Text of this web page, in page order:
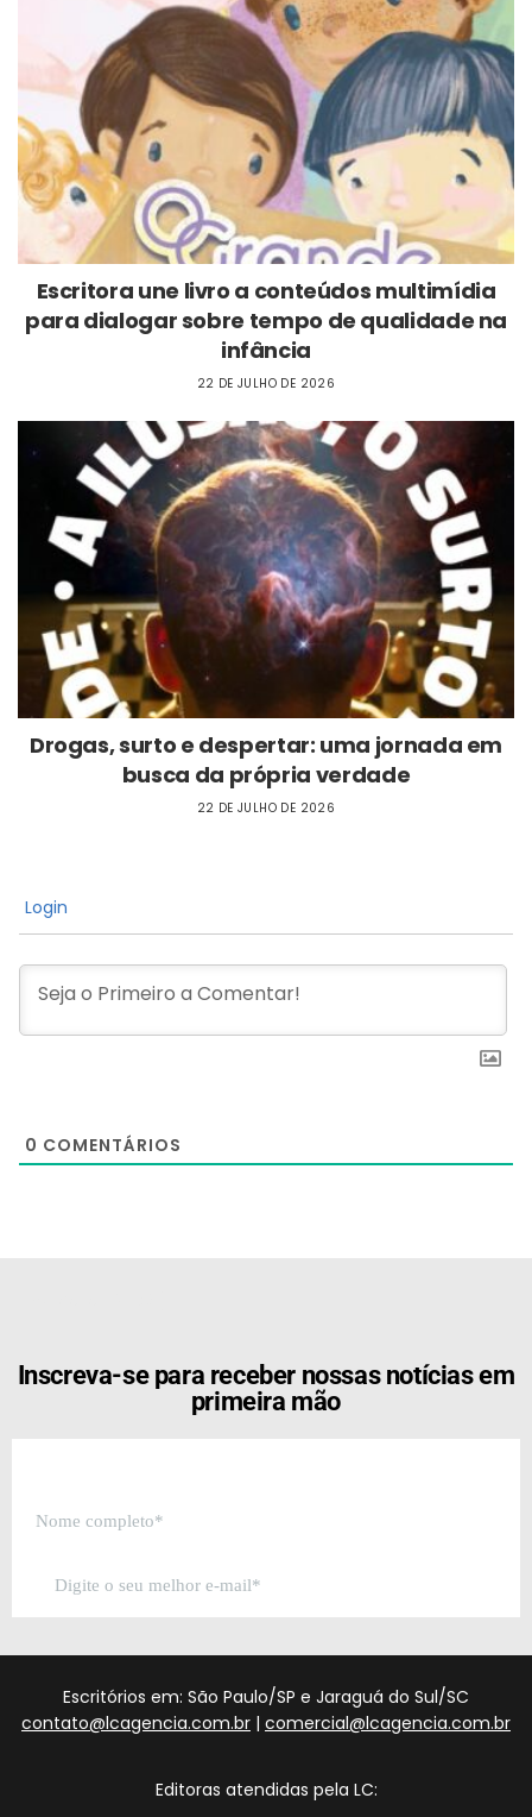
Escritora une livro a conteúdos multimídia
para dialogar sobre tempo de qualidade na
infância
22 DE JULHO DE 2026
Drogas, surto e despertar: uma jornada em
busca da própria verdade
22 DE JULHO DE 2026
Login
0 COMENTÁRIOS
Inscreva-se para receber nossas notícias em
primeira mão
Escritórios em: São Paulo/SP e Jaraguá do Sul/SC
contato@lcagencia.com.br | comercial@lcagencia.com.br
Editoras atendidas pela LC: